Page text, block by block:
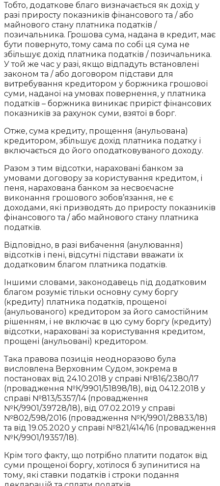
Тобто, додаткове благо визначається як дохід у
разі приросту показників фінансового та / або
майнового стану платника податків /
позичальника. Грошова сума, надана в кредит, має
бути повернуто, тому сама по собі ця сума не
збільшує дохід платника податків / позичальника.
У той же час у разі, якщо відпадуть встановлені
законом та / або договором підстави для
витребування кредитором у боржника грошової
суми, наданої на умовах повернення, у платника
податків – боржника виникає приріст фінансових
показників за рахунок суми, взятої в борг.
Отже, сума кредиту, прощення (анульована)
кредитором, збільшує дохід платника податку і
включається до його оподатковуваного доходу.
Разом з тим відсотки, нараховані банком за
умовами договору за користування кредитом, і
пеня, нарахована банком за несвоєчасне
виконання грошового зобов’язання, не є
доходами, які призводять до приросту показників
фінансового та / або майнового стану платника
податків.
Відповідно, в разі вибачення (анулювання)
відсотків і пені, відсутні підстави вважати їх
додатковим благом платника податків.
Іншими словами, законодавець під додатковим
благом розуміє тільки основну суму боргу
(кредиту) платника податків, прощеної
(анульованого) кредитором за його самостійним
рішенням, і не включає в цю суму боргу (кредиту)
відсотки, нараховані за користування кредитом,
прощені (анульовані) кредитором.
Така правова позиція неодноразово була
висловлена Верховним Судом, зокрема в
постановах від 24.10.2018 у справі №816/2380/17
(провадження №К/9901/51898/18), від 04.12.2018 у
справі №813/5357/14 (провадження
№К/9901/39728/18), від 07.02.2019 у справі
№802/598/2016 (провадження №К/9901/28833/18)
та від 19.05.2020 у справі №821/414/16 (провадження
№К/9901/19357/18).
Крім того факту, що потрібно платити податок від
суми прощеної боргу, хотілося б зупинитися на
тому, які ставки податків і строки подання